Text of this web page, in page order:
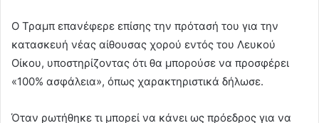
Ο Τραμπ επανέφερε επίσης την πρότασή του για την
κατασκευή νέας αίθουσας χορού εντός του Λευκού
Οίκου, υποστηρίζοντας ότι θα μπορούσε να προσφέρει
«100% ασφάλεια», όπως χαρακτηριστικά δήλωσε.
Όταν ρωτήθηκε τι μπορεί να κάνει ως πρόεδρος για να